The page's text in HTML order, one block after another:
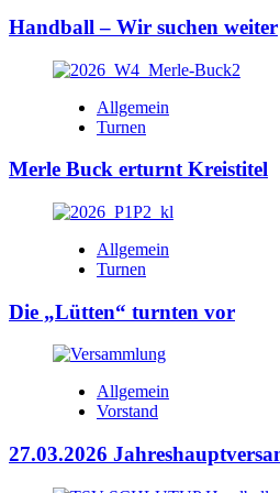
Handball – Wir suchen weiter
Allgemein
Turnen
Merle Buck erturnt Kreistitel
Allgemein
Turnen
Die „Lütten“ turnten vor
Allgemein
Vorstand
27.03.2026